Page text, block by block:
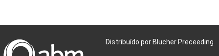
Distribuído por Blucher Preceeding